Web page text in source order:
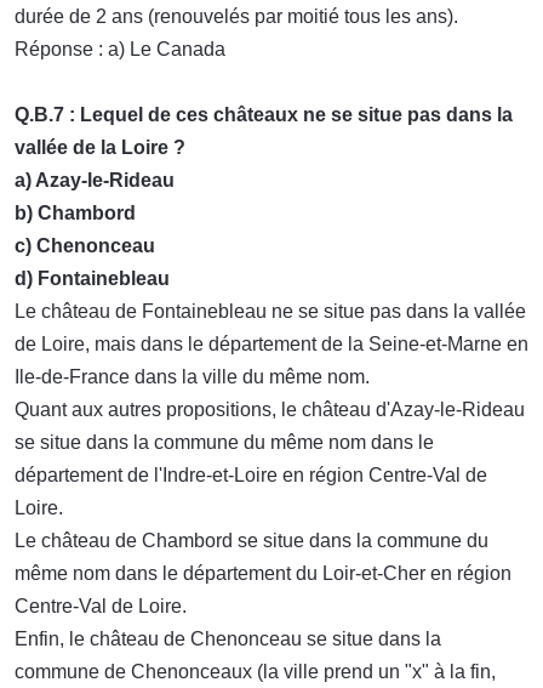
durée de 2 ans (renouvelés par moitié tous les ans).
Réponse : a) Le Canada
Q.B.7 : Lequel de ces châteaux ne se situe pas dans la
vallée de la Loire ?
a) Azay-le-Rideau
b) Chambord
c) Chenonceau
d) Fontainebleau
Le château de Fontainebleau ne se situe pas dans la vallée
de Loire, mais dans le département de la Seine-et-Marne en
Ile-de-France dans la ville du même nom.
Quant aux autres propositions, le château d'Azay-le-Rideau
se situe dans la commune du même nom dans le
département de l'Indre-et-Loire en région Centre-Val de
Loire.
Le château de Chambord se situe dans la commune du
même nom dans le département du Loir-et-Cher en région
Centre-Val de Loire.
Enfin, le château de Chenonceau se situe dans la
commune de Chenonceaux (la ville prend un "x" à la fin,